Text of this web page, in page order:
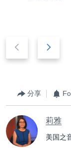
分享
莉雅
美国之